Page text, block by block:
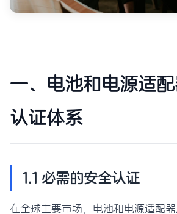
一、电池和电源适
认证体系
1.1 必需的安全认证
在全球主要市场，电池和电源适配